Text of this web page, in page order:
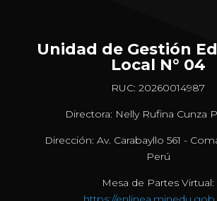
Unidad de Gestión
Local N° 04
RUC: 20260014987
Directora: Nelly Rufina Cunza
Dirección: Av. Carabayllo 561 -
Perú
Mesa de Partes Virtual: